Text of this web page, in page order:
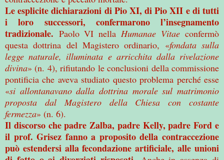
Le esplicite dichiarazioni di Pio XI, di Pio XII e di tutti
i loro successori, confermarono l’insegnamento
tradizionale. Paolo VI nella Humanae Vitae confermò
questa dottrina del Magistero ordinario, «fondata sulla
legge naturale, illuminata e arricchita dalla rivelazione
divina» (n. 4), rifiutando le conclusioni della commissione
pontificia che aveva studiato questo problema perché esse
«si allontanavano dalla dottrina morale sul matrimonio
proposta dal Magistero della Chiesa con costante
fermezza» (n. 6).
Il discorso che padre Zalba, padre Kelly, padre Ford e
il prof. Grisez fanno a proposito della contraccezione
può estendersi alla fecondazione artificiale, alle unioni